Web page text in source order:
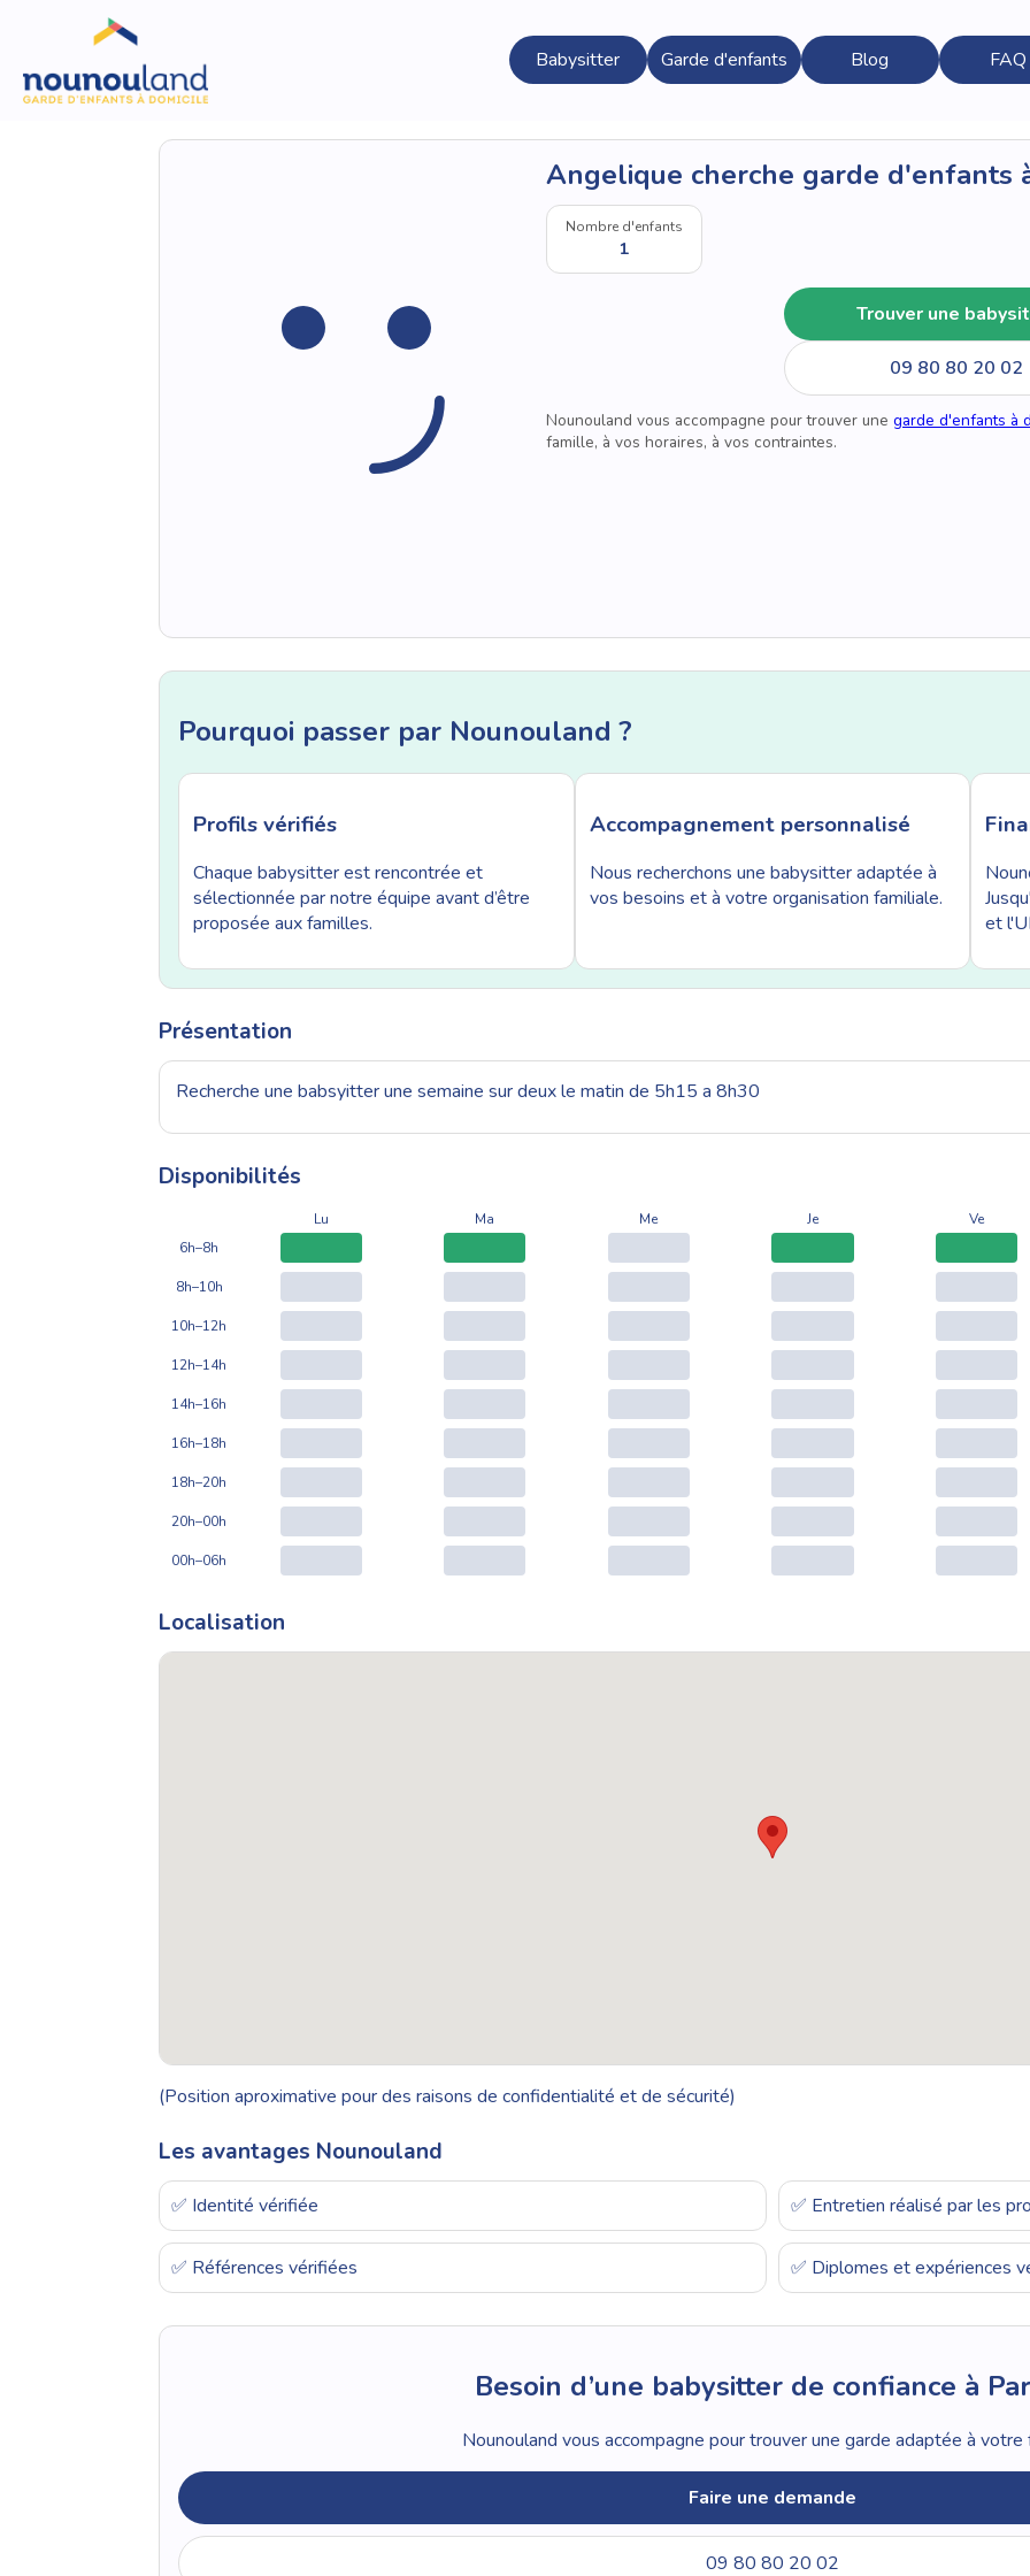
Babysitter Garde d'enfants Blog FAQ
Angelique cherche garde d'enfants
Nombre d'enfants
1
Trouver une
09 80 80 20 02
Nounouland vous accompagne pour trouver une garde d'enfants à
famille, à vos horaires, à vos contraintes.
Pourquoi passer par Nounouland ?
Profils vérifiés
Chaque babysitter est rencontrée et
sélectionnée par notre équipe avant d’être
proposée aux familles.
Accompagnement personnalisé
Nous recherchons une babysitter adaptée à
vos besoins et à votre organisation familiale.
et
Présentation
Recherche une babsyitter une semaine sur deux le matin de 5h15 a 8h30
Disponibilités
Lu Ma Me Je Ve
6h–8h
8h–10h
10h–12h
12h–14h
14h–16h
16h–18h
18h–20h
20h–00h
00h–06h
Localisation
(Position aproximative pour des raisons de confidentialité et de sécurité)
Les avantages Nounouland
✅ Identité vérifiée ✅ Entretien réalisé par les
✅ Références vérifiées ✅ Diplomes et expériences
Besoin d’une babysitter de confiance à
Nounouland vous accompagne pour trouver une garde adaptée à votre
Faire une demande
09 80 80 20 02